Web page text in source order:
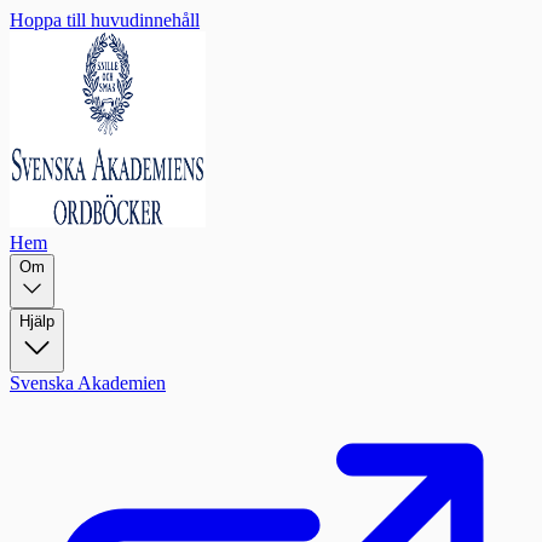
Hoppa till huvudinnehåll
Hem
Om
Hjälp
Svenska Akademien